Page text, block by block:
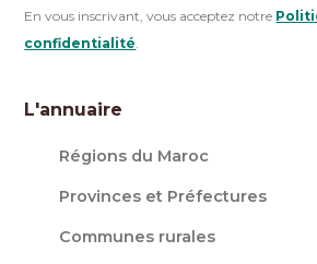
En vous inscrivant, vous acceptez notre
confidentialité.
L'annuaire
Régions du Maroc
Provinces et Préfectures
Communes rurales